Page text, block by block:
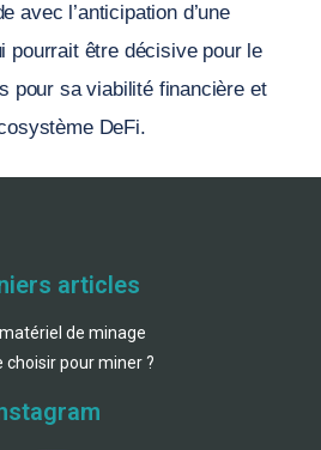
avec l’anticipation d’une
pourrait être décisive pour le
pour sa viabilité financière et
DeFi.
articles
de minage
choisir pour miner ?